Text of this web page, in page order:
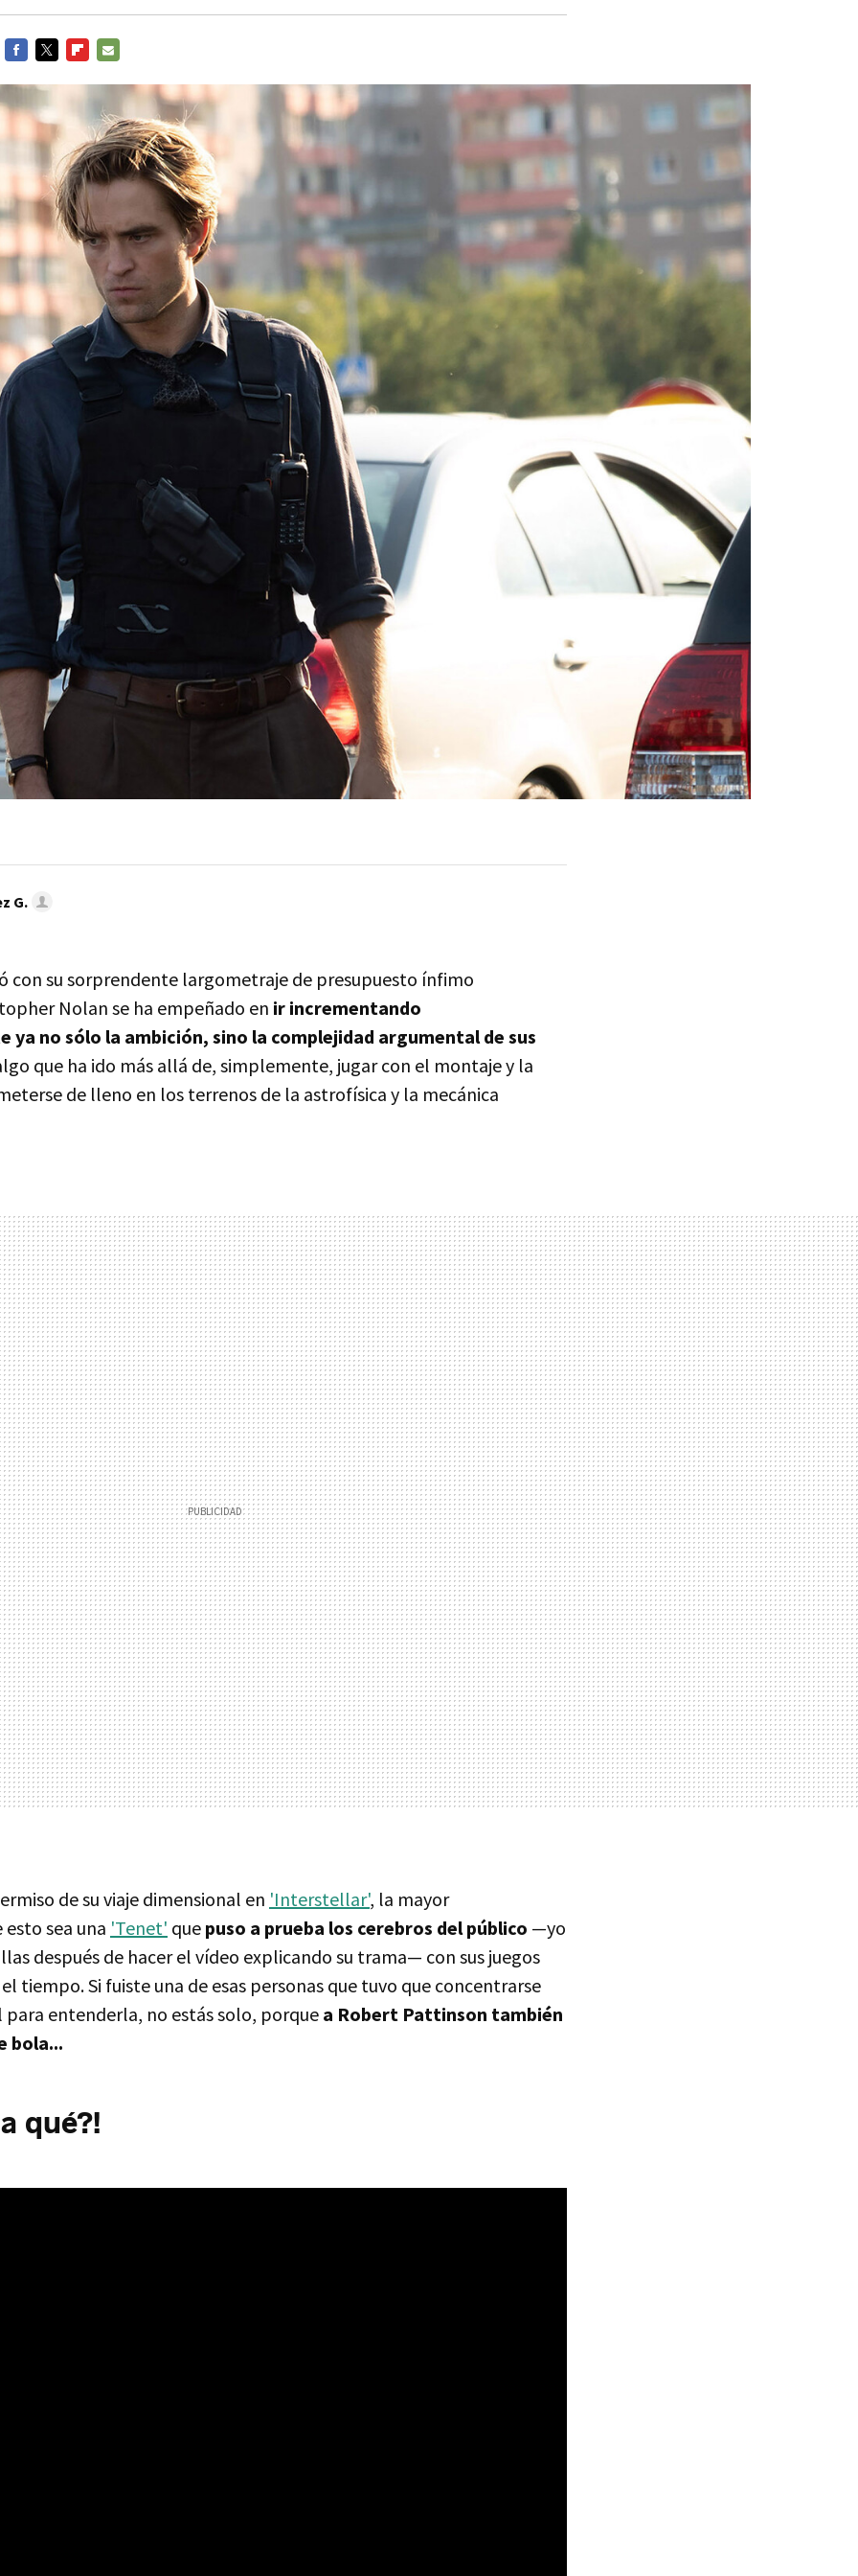
G.
con su sorprendente largometraje de presupuesto ínfimo
Nolan se ha empeñado en ir incrementando
ya no sólo la ambición, sino la complejidad argumental de sus
que ha ido más allá de, simplemente, jugar con el montaje y la
de lleno en los terrenos de la astrofísica y la mecánica
de su viaje dimensional en 'Interstellar', la mayor
sea una 'Tenet' que puso a prueba los cerebros del público —yo
después de hacer el vídeo explicando su trama— con sus juegos
tiempo. Si fuiste una de esas personas que tuvo que concentrarse
entenderla, no estás solo, porque a Robert Pattinson también
bola...
qué?!